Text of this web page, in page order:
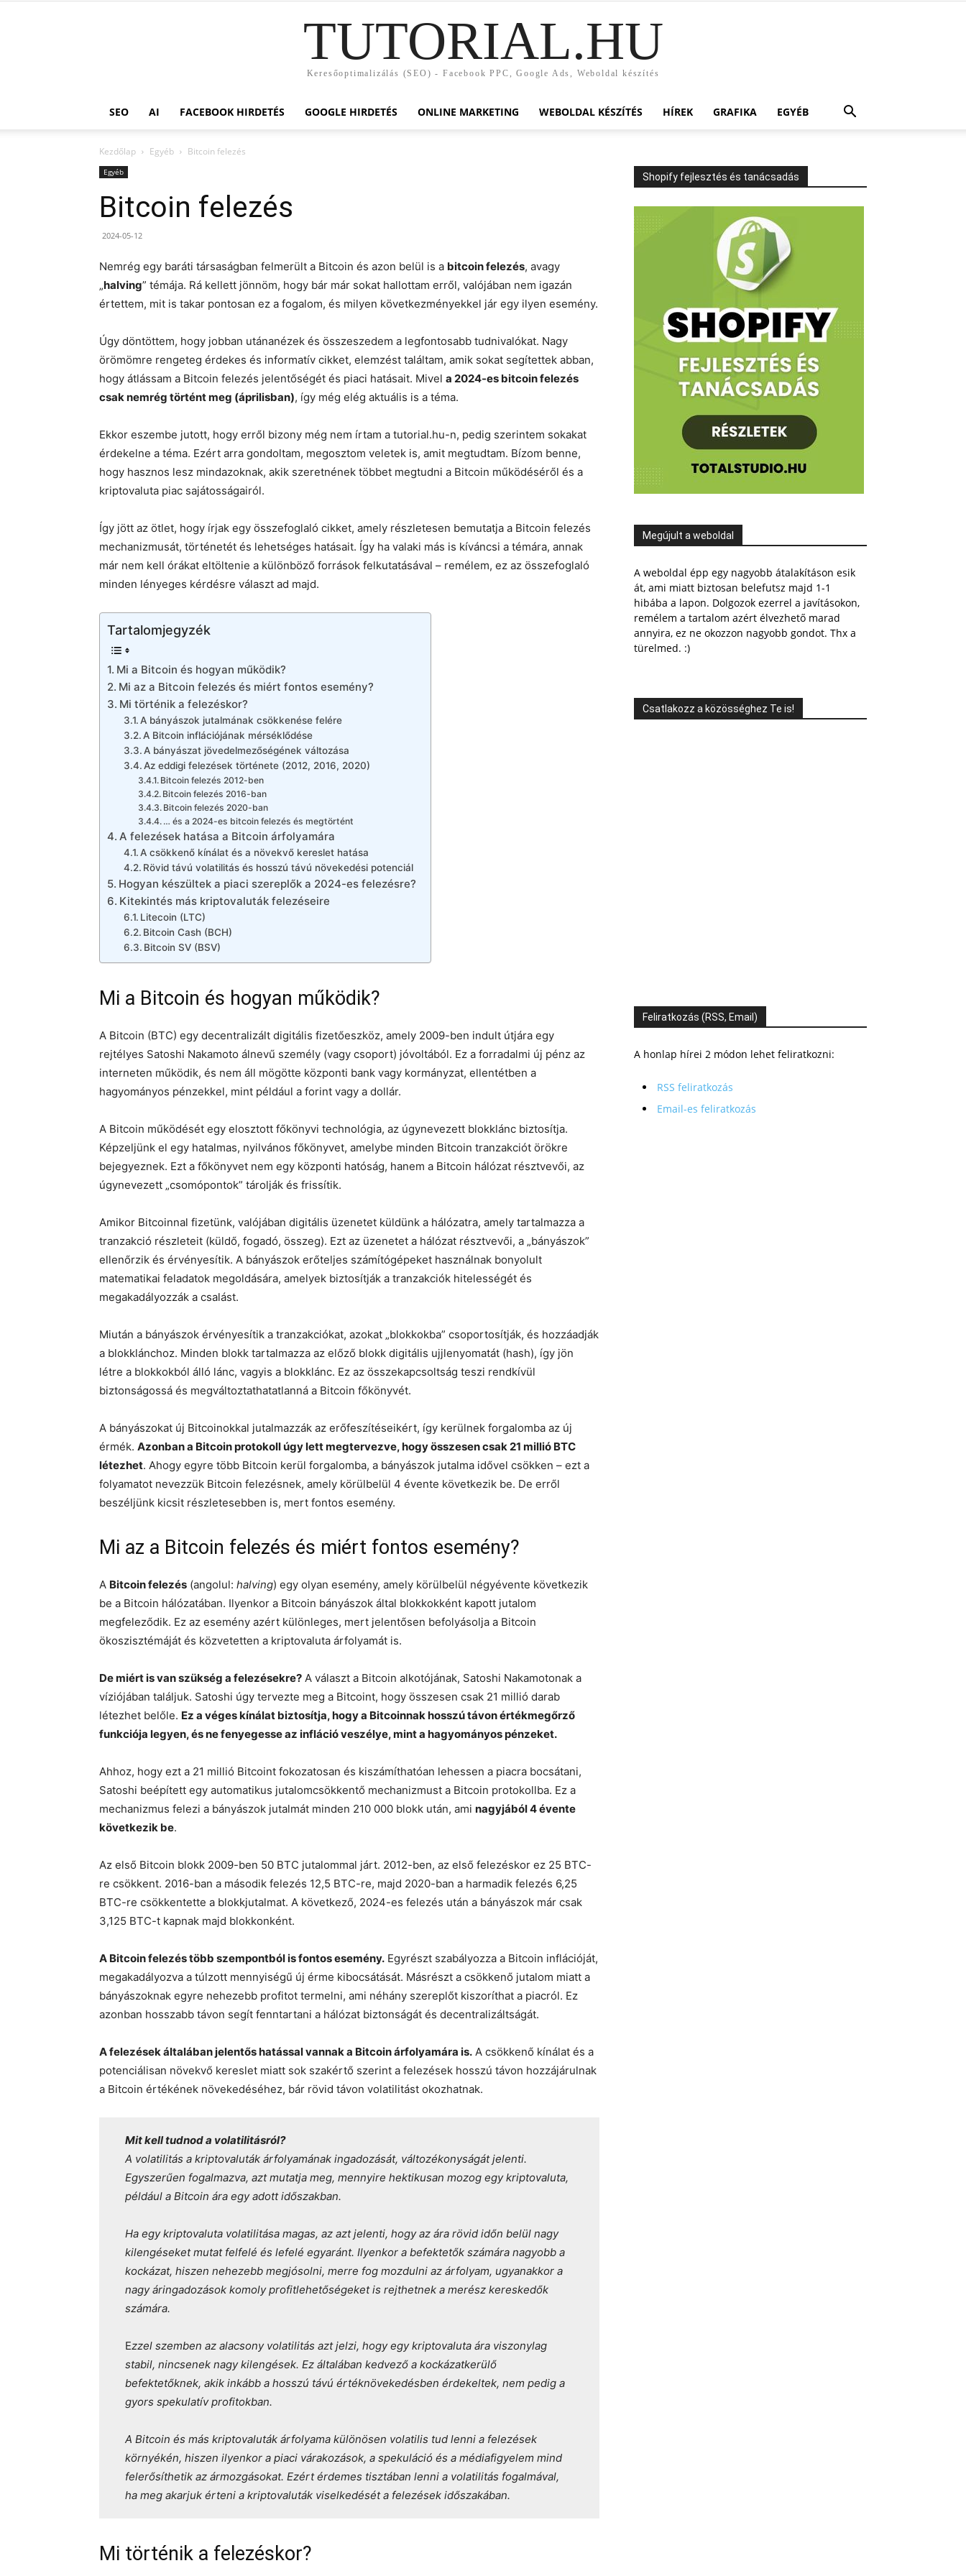
TUTORIAL.HU
Keresőoptimalizálás (SEO) - Facebook PPC, Google Ads, Weboldal készítés
SEO AI FACEBOOK HIRDETÉS GOOGLE HIRDETÉS ONLINE MARKETING WEBOLDAL KÉSZÍTÉS HÍREK GRAFIKA EGYÉB
Kezdőlap Egyéb Bitcoin felezés
Egyéb
Bitcoin felezés
2024-05-12
Nemrég egy baráti társaságban felmerült a Bitcoin és azon belül is a bitcoin felezés, avagy
„halving” témája. Rá kellett jönnöm, hogy bár már sokat hallottam erről, valójában nem igazán
értettem, mit is takar pontosan ez a fogalom, és milyen következményekkel jár egy ilyen esemény.
Úgy döntöttem, hogy jobban utánanézek és összeszedem a legfontosabb tudnivalókat. Nagy
örömömre rengeteg érdekes és informatív cikket, elemzést találtam, amik sokat segítettek abban,
hogy átlássam a Bitcoin felezés jelentőségét és piaci hatásait. Mivel a 2024-es bitcoin felezés
csak nemrég történt meg (áprilisban), így még elég aktuális is a téma.
Ekkor eszembe jutott, hogy erről bizony még nem írtam a tutorial.hu-n, pedig szerintem sokakat
érdekelne a téma. Ezért arra gondoltam, megosztom veletek is, amit megtudtam. Bízom benne,
hogy hasznos lesz mindazoknak, akik szeretnének többet megtudni a Bitcoin működéséről és a
kriptovaluta piac sajátosságairól.
Így jött az ötlet, hogy írjak egy összefoglaló cikket, amely részletesen bemutatja a Bitcoin felezés
mechanizmusát, történetét és lehetséges hatásait. Így ha valaki más is kíváncsi a témára, annak
már nem kell órákat eltöltenie a különböző források felkutatásával – remélem, ez az összefoglaló
minden lényeges kérdésre választ ad majd.
Tartalomjegyzék
Mi a Bitcoin és hogyan működik?
Mi az a Bitcoin felezés és miért fontos esemény?
Mi történik a felezéskor?
A bányászok jutalmának csökkenése felére
A Bitcoin inflációjának mérséklődése
A bányászat jövedelmezőségének változása
Az eddigi felezések története (2012, 2016, 2020)
Bitcoin felezés 2012-ben
Bitcoin felezés 2016-ban
Bitcoin felezés 2020-ban
… és a 2024-es bitcoin felezés és megtörtént
A felezések hatása a Bitcoin árfolyamára
A csökkenő kínálat és a növekvő kereslet hatása
Rövid távú volatilitás és hosszú távú növekedési potenciál
Hogyan készültek a piaci szereplők a 2024-es felezésre?
Kitekintés más kriptovaluták felezéseire
Litecoin (LTC)
Bitcoin Cash (BCH)
Bitcoin SV (BSV)
Mi a Bitcoin és hogyan működik?
A Bitcoin (BTC) egy decentralizált digitális fizetőeszköz, amely 2009-ben indult útjára egy
rejtélyes Satoshi Nakamoto álnevű személy (vagy csoport) jóvoltából. Ez a forradalmi új pénz az
interneten működik, és nem áll mögötte központi bank vagy kormányzat, ellentétben a
hagyományos pénzekkel, mint például a forint vagy a dollár.
A Bitcoin működését egy elosztott főkönyvi technológia, az úgynevezett blokklánc biztosítja.
Képzeljünk el egy hatalmas, nyilvános főkönyvet, amelybe minden Bitcoin tranzakciót örökre
bejegyeznek. Ezt a főkönyvet nem egy központi hatóság, hanem a Bitcoin hálózat résztvevői, az
úgynevezett „csomópontok” tárolják és frissítik.
Amikor Bitcoinnal fizetünk, valójában digitális üzenetet küldünk a hálózatra, amely tartalmazza a
tranzakció részleteit (küldő, fogadó, összeg). Ezt az üzenetet a hálózat résztvevői, a „bányászok”
ellenőrzik és érvényesítik. A bányászok erőteljes számítógépeket használnak bonyolult
matematikai feladatok megoldására, amelyek biztosítják a tranzakciók hitelességét és
megakadályozzák a csalást.
Miután a bányászok érvényesítik a tranzakciókat, azokat „blokkokba” csoportosítják, és hozzáadják
a blokklánchoz. Minden blokk tartalmazza az előző blokk digitális ujjlenyomatát (hash), így jön
létre a blokkokból álló lánc, vagyis a blokklánc. Ez az összekapcsoltság teszi rendkívül
biztonságossá és megváltoztathatatlanná a Bitcoin főkönyvét.
A bányászokat új Bitcoinokkal jutalmazzák az erőfeszítéseikért, így kerülnek forgalomba az új
érmék. Azonban a Bitcoin protokoll úgy lett megtervezve, hogy összesen csak 21 millió BTC
létezhet. Ahogy egyre több Bitcoin kerül forgalomba, a bányászok jutalma idővel csökken – ezt a
folyamatot nevezzük Bitcoin felezésnek, amely körülbelül 4 évente következik be. De erről
beszéljünk kicsit részletesebben is, mert fontos esemény.
Mi az a Bitcoin felezés és miért fontos esemény?
A Bitcoin felezés (angolul: halving) egy olyan esemény, amely körülbelül négyévente következik
be a Bitcoin hálózatában. Ilyenkor a Bitcoin bányászok által blokkokként kapott jutalom
megfeleződik. Ez az esemény azért különleges, mert jelentősen befolyásolja a Bitcoin
ökoszisztémáját és közvetetten a kriptovaluta árfolyamát is.
De miért is van szükség a felezésekre? A választ a Bitcoin alkotójának, Satoshi Nakamotonak a
víziójában találjuk. Satoshi úgy tervezte meg a Bitcoint, hogy összesen csak 21 millió darab
létezhet belőle. Ez a véges kínálat biztosítja, hogy a Bitcoinnak hosszú távon értékmegőrző
funkciója legyen, és ne fenyegesse az infláció veszélye, mint a hagyományos pénzeket.
Ahhoz, hogy ezt a 21 millió Bitcoint fokozatosan és kiszámíthatóan lehessen a piacra bocsátani,
Satoshi beépített egy automatikus jutalomcsökkentő mechanizmust a Bitcoin protokollba. Ez a
mechanizmus felezi a bányászok jutalmát minden 210 000 blokk után, ami nagyjából 4 évente
következik be.
Az első Bitcoin blokk 2009-ben 50 BTC jutalommal járt. 2012-ben, az első felezéskor ez 25 BTC-
re csökkent. 2016-ban a második felezés 12,5 BTC-re, majd 2020-ban a harmadik felezés 6,25
BTC-re csökkentette a blokkjutalmat. A következő, 2024-es felezés után a bányászok már csak
3,125 BTC-t kapnak majd blokkonként.
A Bitcoin felezés több szempontból is fontos esemény. Egyrészt szabályozza a Bitcoin inflációját,
megakadályozva a túlzott mennyiségű új érme kibocsátását. Másrészt a csökkenő jutalom miatt a
bányászoknak egyre nehezebb profitot termelni, ami néhány szereplőt kiszoríthat a piacról. Ez
azonban hosszabb távon segít fenntartani a hálózat biztonságát és decentralizáltságát.
A felezések általában jelentős hatással vannak a Bitcoin árfolyamára is. A csökkenő kínálat és a
potenciálisan növekvő kereslet miatt sok szakértő szerint a felezések hosszú távon hozzájárulnak
a Bitcoin értékének növekedéséhez, bár rövid távon volatilitást okozhatnak.
Mit kell tudnod a volatilitásról?
A volatilitás a kriptovaluták árfolyamának ingadozását, változékonyságát jelenti.
Egyszerűen fogalmazva, azt mutatja meg, mennyire hektikusan mozog egy kriptovaluta,
például a Bitcoin ára egy adott időszakban.
Ha egy kriptovaluta volatilitása magas, az azt jelenti, hogy az ára rövid időn belül nagy
kilengéseket mutat felfelé és lefelé egyaránt. Ilyenkor a befektetők számára nagyobb a
kockázat, hiszen nehezebb megjósolni, merre fog mozdulni az árfolyam, ugyanakkor a
nagy áringadozások komoly profitlehetőségeket is rejthetnek a merész kereskedők
számára.
Ezzel szemben az alacsony volatilitás azt jelzi, hogy egy kriptovaluta ára viszonylag
stabil, nincsenek nagy kilengések. Ez általában kedvező a kockázatkerülő
befektetőknek, akik inkább a hosszú távú értéknövekedésben érdekeltek, nem pedig a
gyors spekulatív profitokban.
A Bitcoin és más kriptovaluták árfolyama különösen volatilis tud lenni a felezések
környékén, hiszen ilyenkor a piaci várakozások, a spekuláció és a médiafigyelem mind
felerősíthetik az ármozgásokat. Ezért érdemes tisztában lenni a volatilitás fogalmával,
ha meg akarjuk érteni a kriptovaluták viselkedését a felezések időszakában.
Mi történik a felezéskor?
Shopify fejlesztés és tanácsadás
Megújult a weboldal
A weboldal épp egy nagyobb átalakításon esik
át, ami miatt biztosan belefutsz majd 1-1
hibába a lapon. Dolgozok ezerrel a javításokon,
remélem a tartalom azért élvezhető marad
annyira, ez ne okozzon nagyobb gondot. Thx a
türelmed. :)
Csatlakozz a közösséghez Te is!
Feliratkozás (RSS, Email)
A honlap hírei 2 módon lehet feliratkozni:
RSS feliratkozás
Email-es feliratkozás